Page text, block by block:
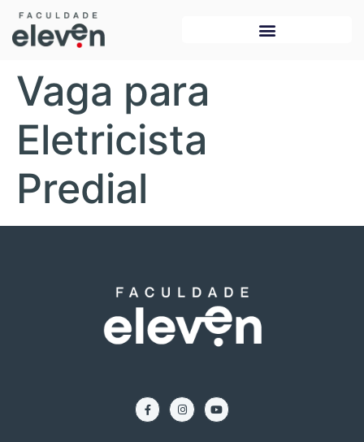
Vaga para
Eletricista
Predial